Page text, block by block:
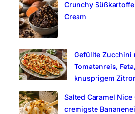
h
Crunchy
Cream
Gefüllte Zucchini
Tomatenreis,
knusprigem
Salted Caramel Nice
cremigste